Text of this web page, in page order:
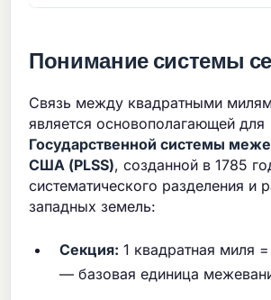
Понимание системы
Связь между квадратными
является основополагающей для
Государственной системы
США (PLSS), созданной в 1785
систематического разделения и
западных земель:
Секция: 1 квадратная миля
— базовая единица